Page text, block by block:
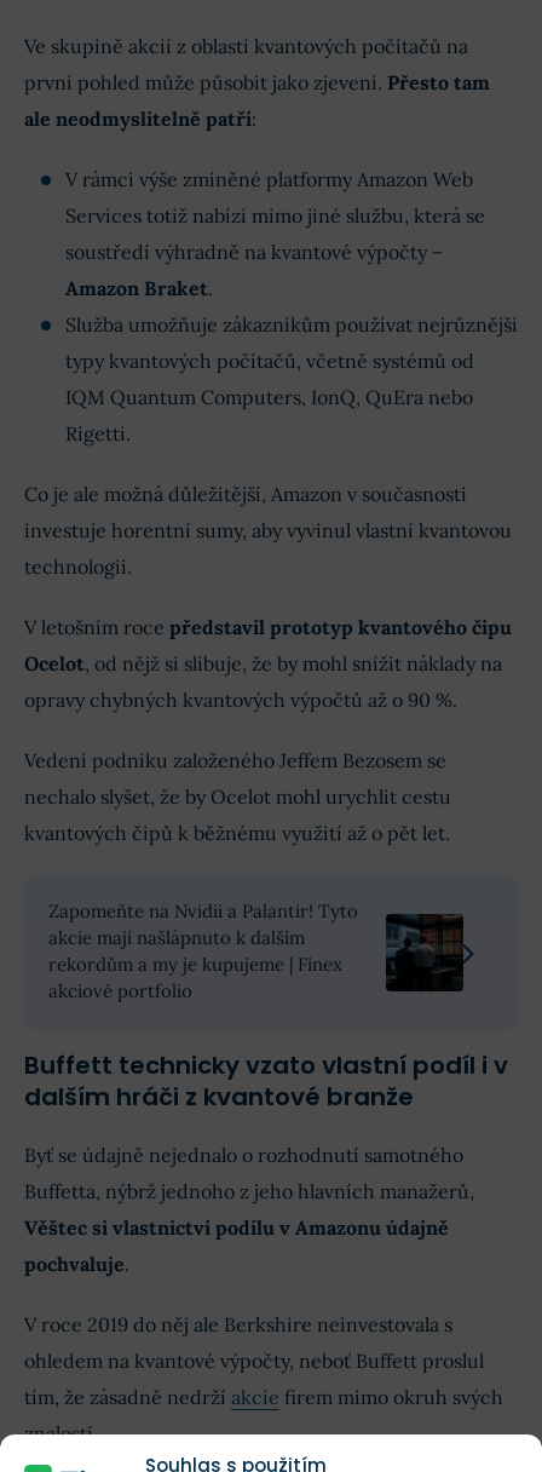
Souhlas s použitím
Ve skupině akcií z oblasti kvantových počítačů na
první pohled může působit jako zjevení. Přesto tam
ale neodmyslitelně patří:
V rámci výše zmíněné platformy Amazon Web
Services totiž nabízí mimo jiné službu, která se
soustředí výhradně na kvantové výpočty –
Amazon Braket.
Služba umožňuje zákazníkům používat nejrůznější
typy kvantových počítačů, včetně systémů od
IQM Quantum Computers, IonQ, QuEra nebo
Rigetti.
Co je ale možná důležitější, Amazon v současnosti
investuje horentní sumy, aby vyvinul vlastní kvantovou
technologii.
V letošním roce představil prototyp kvantového čipu
Ocelot, od nějž si slibuje, že by mohl snížit náklady na
opravy chybných kvantových výpočtů až o 90 %.
Vedení podniku založeného Jeffem Bezosem se
nechalo slyšet, že by Ocelot mohl urychlit cestu
kvantových čipů k běžnému využití až o pět let.
Zapomeňte na Nvidii a Palantir! Tyto
akcie mají našlápnuto k dalším
rekordům a my je kupujeme | Finex
akciové portfolio
Buffett technicky vzato vlastní podíl i v
dalším hráči z kvantové branže
Byť se údajně nejednalo o rozhodnutí samotného
Buffetta, nýbrž jednoho z jeho hlavních manažerů,
Věštec si vlastnictví podílu v Amazonu údajně
pochvaluje.
V roce 2019 do něj ale Berkshire neinvestovala s
ohledem na kvantové výpočty, neboť Buffett proslul
tím, že zásadně nedrží akcie firem mimo okruh svých
znalostí.